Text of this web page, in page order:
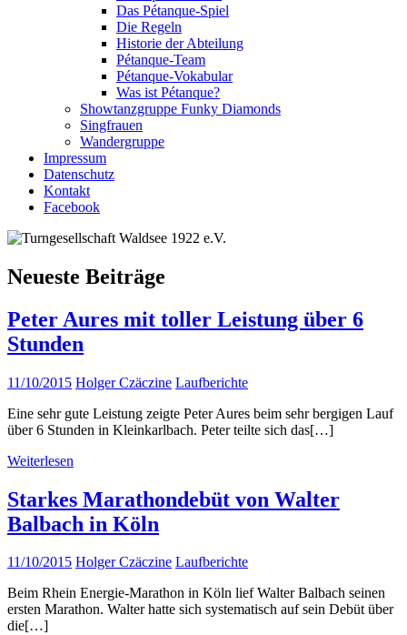
Das Pétanque-Spiel
Die Regeln
Historie der Abteilung
Pétanque-Team
Pétanque-Vokabular
Was ist Pétanque?
Showtanzgruppe Funky Diamonds
Singfrauen
Wandergruppe
Impressum
Datenschutz
Kontakt
Facebook
Neueste Beiträge
Peter Aures mit toller Leistung über 6
Stunden
11/10/2015 Holger Czäczine Laufberichte
Eine sehr gute Leistung zeigte Peter Aures beim sehr bergigen Lauf
über 6 Stunden in Kleinkarlbach. Peter teilte sich das[…]
Weiterlesen
Starkes Marathondebüt von Walter
Balbach in Köln
11/10/2015 Holger Czäczine Laufberichte
Beim Rhein Energie-Marathon in Köln lief Walter Balbach seinen
ersten Marathon. Walter hatte sich systematisch auf sein Debüt über
die[…]